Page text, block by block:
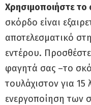
Χρησιμοποιήστε το
σκόρδο είναι
αποτελεσματικό
εντέρου.
φαγητά σας –το
τουλάχιστον για
ενεργοποίηση των